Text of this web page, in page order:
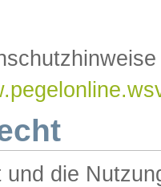
und die